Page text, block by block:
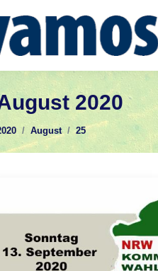
2020
sich hier:
August 25